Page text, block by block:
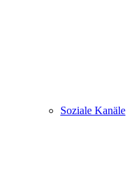
Soziale Kanäle